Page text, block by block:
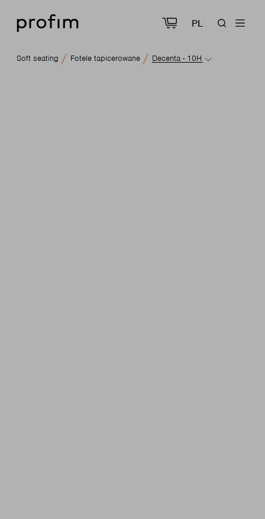
PL
Soft seating Fotele tapicerowane Decenta - 10H